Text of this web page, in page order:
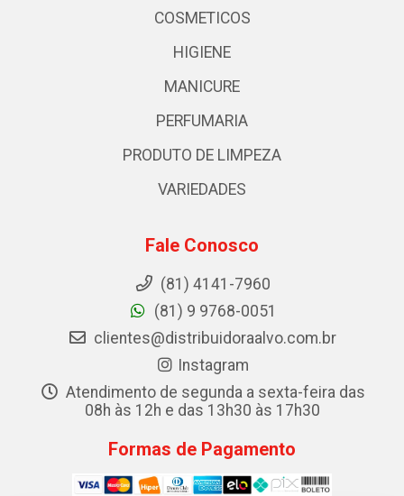
COSMETICOS
HIGIENE
MANICURE
PERFUMARIA
PRODUTO DE LIMPEZA
VARIEDADES
Fale Conosco
(81) 4141-7960
(81) 9 9768-0051
clientes@distribuidoraalvo.com.br
Instagram
Atendimento de segunda a sexta-feira das
08h às 12h e das 13h30 às 17h30
Formas de Pagamento